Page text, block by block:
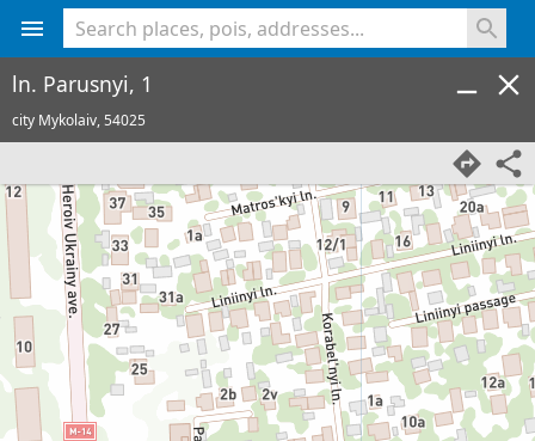
ln. Parusnyi, 1
city Mykolaiv,54025
<% console.log(hcard) %>